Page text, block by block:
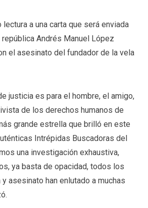
lectura a una carta que será enviada
Andrés Manuel López
el asesinato del fundador de la vela
justicia es para el hombre, el amigo,
de los derechos humanos de
grande estrella que brilló en este
Intrépidas Buscadoras del
una investigación exhaustiva,
ya basta de opacidad, todos los
asesinato han enlutado a muchas